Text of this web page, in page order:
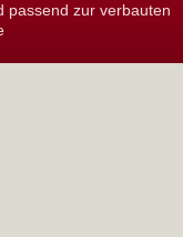
passend zur verbauten